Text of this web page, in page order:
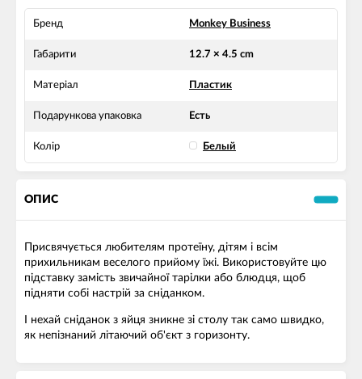
Бренд Monkey Business
Габарити 12.7 × 4.5 cm
Матеріал Пластик
Подарункова упаковка Есть
Колір Белый
ОПИС
Присвячується любителям протеїну, дітям і всім
прихильникам веселого прийому їжі. Використовуйте цю
підставку замість звичайної тарілки або блюдця, щоб
підняти собі настрій за сніданком.
І нехай сніданок з яйця зникне зі столу так само швидко,
як непізнаний літаючий об'єкт з горизонту.